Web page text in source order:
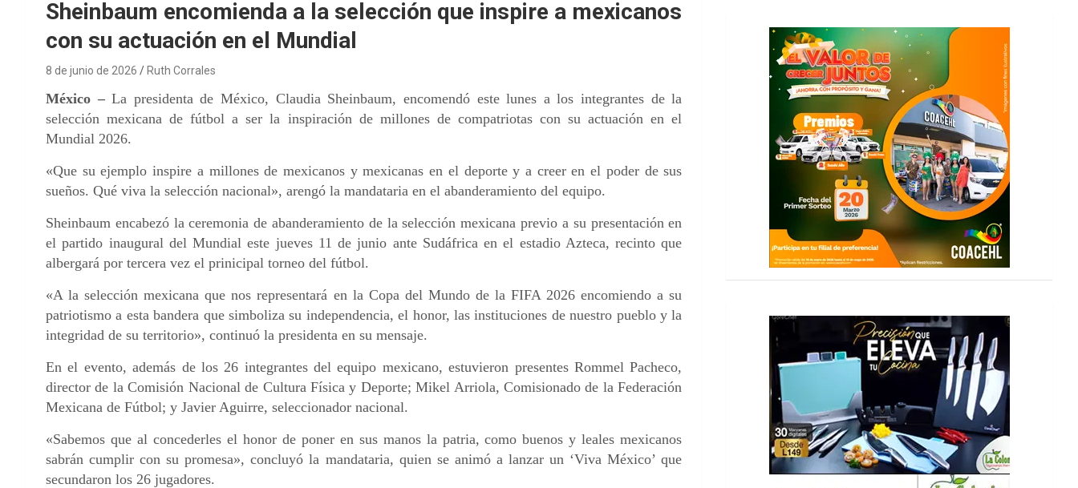
Sheinbaum encomienda a la selección que inspire a mexicanos
con su actuación en el Mundial
8 de junio de 2026 Ruth Corrales
México –La presidenta de México, Claudia Sheinbaum, encomendó este lunes a los integrantes de la
selección mexicana de fútbol a ser la inspiración de millones de compatriotas con su actuación en el
Mundial 2026.
«Que su ejemplo inspire a millones de mexicanos y mexicanas en el deporte y a creer en el poder de sus
sueños. Qué viva la selección nacional», arengó la mandataria en el abanderamiento del equipo.
Sheinbaum encabezó la ceremonia de abanderamiento de la selección mexicana previo a su presentación en
el partido inaugural del Mundial este jueves 11 de junio ante Sudáfrica en el estadio Azteca, recinto que
albergará por tercera vez el prinicipal torneo del fútbol.
«A la selección mexicana que nos representará en la Copa del Mundo de la FIFA 2026 encomiendo a su
patriotismo a esta bandera que simboliza su independencia, el honor, las instituciones de nuestro pueblo y la
integridad de su territorio», continuó la presidenta en su mensaje.
En el evento, además de los 26 integrantes del equipo mexicano, estuvieron presentes Rommel Pacheco,
director de la Comisión Nacional de Cultura Física y Deporte; Mikel Arriola, Comisionado de la Federación
Mexicana de Fútbol; y Javier Aguirre, seleccionador nacional.
«Sabemos que al concederles el honor de poner en sus manos la patria, como buenos y leales mexicanos
sabrán cumplir con su promesa», concluyó la mandataria, quien se animó a lanzar un ‘Viva México’ que
secundaron los 26 jugadores.